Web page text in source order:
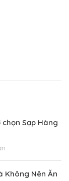
Sạp Hàng
Không Nên Ăn